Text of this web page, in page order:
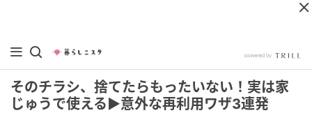
そのチラシ、捨てたらもったいない！実は家
じゅうで使える▶意外な再利用ワザ3連発